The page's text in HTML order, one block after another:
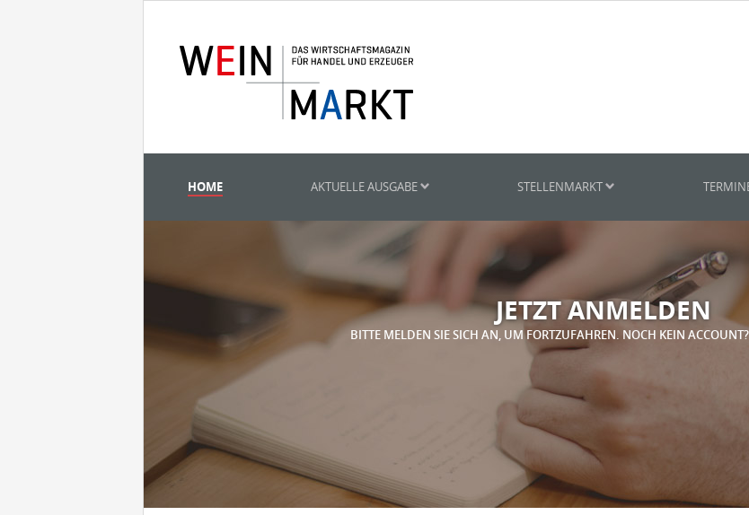
HOME AKTUELLE AUSGABE STELLENMARKT
JETZT ANMELDEN
BITTE MELDEN SIE SICH AN, UM FORTZUFAHREN. NOCH KEIN ACCOUNT?